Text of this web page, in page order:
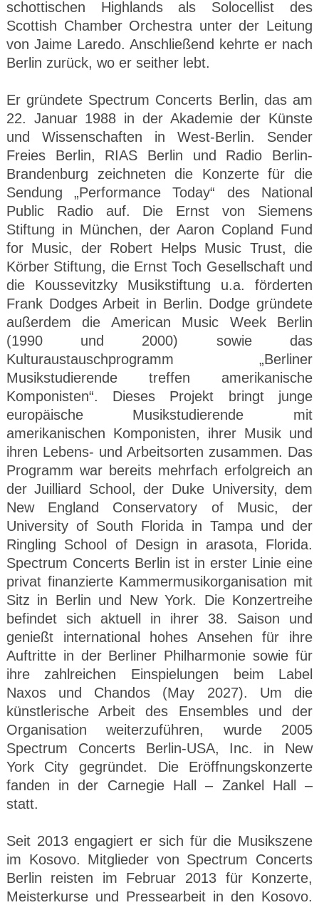
schottischen Highlands als Solocellist des
Scottish Chamber Orchestra unter der Leitung
von Jaime Laredo. Anschließend kehrte er nach
Berlin zurück, wo er seither lebt.
Er gründete Spectrum Concerts Berlin, das am
22. Januar 1988 in der Akademie der Künste
und Wissenschaften in West-Berlin. Sender
Freies Berlin, RIAS Berlin und Radio Berlin-
Brandenburg zeichneten die Konzerte für die
Sendung „Performance Today“ des National
Public Radio auf. Die Ernst von Siemens
Stiftung in München, der Aaron Copland Fund
for Music, der Robert Helps Music Trust, die
Körber Stiftung, die Ernst Toch Gesellschaft und
die Koussevitzky Musikstiftung u.a. förderten
Frank Dodges Arbeit in Berlin. Dodge gründete
außerdem die American Music Week Berlin
(1990 und 2000) sowie das
Kulturaustauschprogramm „Berliner
Musikstudierende treffen amerikanische
Komponisten“. Dieses Projekt bringt junge
europäische Musikstudierende mit
amerikanischen Komponisten, ihrer Musik und
ihren Lebens- und Arbeitsorten zusammen. Das
Programm war bereits mehrfach erfolgreich an
der Juilliard School, der Duke University, dem
New England Conservatory of Music, der
University of South Florida in Tampa und der
Ringling School of Design in arasota, Florida.
Spectrum Concerts Berlin ist in erster Linie eine
privat finanzierte Kammermusikorganisation mit
Sitz in Berlin und New York. Die Konzertreihe
befindet sich aktuell in ihrer 38. Saison und
genießt international hohes Ansehen für ihre
Auftritte in der Berliner Philharmonie sowie für
ihre zahlreichen Einspielungen beim Label
Naxos und Chandos (May 2027). Um die
künstlerische Arbeit des Ensembles und der
Organisation weiterzuführen, wurde 2005
Spectrum Concerts Berlin-USA, Inc. in New
York City gegründet. Die Eröffnungskonzerte
fanden in der Carnegie Hall – Zankel Hall –
statt.
Seit 2013 engagiert er sich für die Musikszene
im Kosovo. Mitglieder von Spectrum Concerts
Berlin reisten im Februar 2013 für Konzerte,
Meisterkurse und Pressearbeit in den Kosovo.